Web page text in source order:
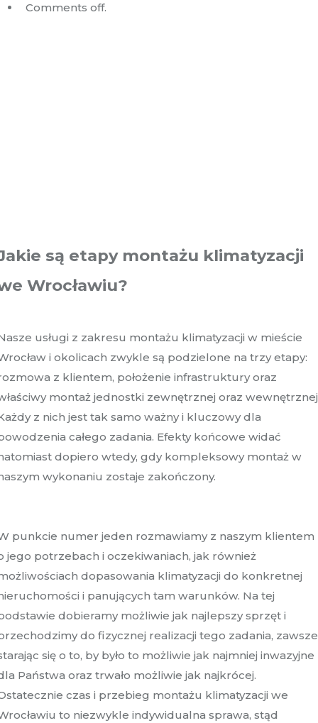
Comments off.
są etapy montażu klimatyzacji
Wrocławiu?
usługi z zakresu montażu klimatyzacji w mieście
i okolicach zwykle są podzielone na trzy etapy:
z klientem, położenie infrastruktury oraz
montaż jednostki zewnętrznej oraz
z nich jest tak samo ważny i kluczowy dla
całego zadania. Efekty końcowe widać
dopiero wtedy, gdy kompleksowy montaż w
wykonaniu zostaje zakończony.
punkcie numer jeden rozmawiamy z naszym klientem
jego potrzebach i oczekiwaniach, jak również
dopasowania klimatyzacji do konkretnej
i panujących tam warunków. Na tej
dobieramy możliwie jak najlepszy sprzęt i
do fizycznej realizacji tego zadania, zawsze
się o to, by było to możliwie jak najmniej inwazyjne
Państwa oraz trwało możliwie jak najkrócej.
czas i przebieg montażu klimatyzacji we
to niezwykle indywidualna sprawa, stąd